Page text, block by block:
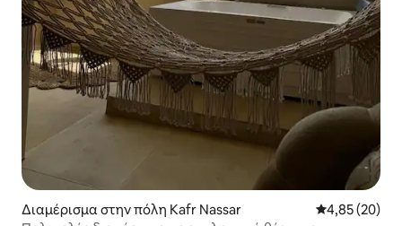
Διαμέρισμα στην πόλη Kafr Nassar Μέση
4,85 (20)